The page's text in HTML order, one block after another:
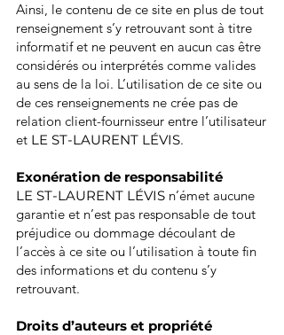
Ainsi, le contenu de ce site en plus de tout
renseignement s’y retrouvant sont à titre
informatif et ne peuvent en aucun cas être
considérés ou interprétés comme valides
au sens de la loi. L’utilisation de ce site ou
de ces renseignements ne crée pas de
relation client-fournisseur entre l’utilisateur
et LE ST-LAURENT LÉVIS.
Exonération de responsabilité
LE ST-LAURENT LÉVIS n’émet aucune
garantie et n’est pas responsable de tout
préjudice ou dommage découlant de
l’accès à ce site ou l’utilisation à toute fin
des informations et du contenu s’y
retrouvant.
Droits d’auteurs et propriété